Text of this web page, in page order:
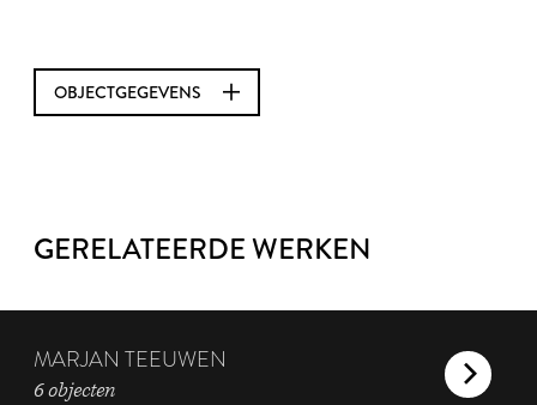
OBJECTGEGEVENS
GERELATEERDE WERKEN
MARJAN TEEUWEN
6 objecten